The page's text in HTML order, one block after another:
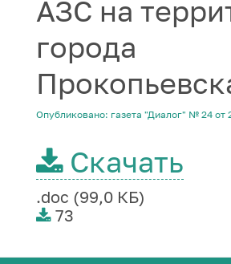
АЗС на
города
Опубликовано: газета "Диалог" № 24 от
Скачать
.doc (99,0 КБ)
73